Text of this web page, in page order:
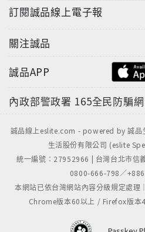
定與歡迎之後，這次將新書封
籤」。這個畫面每個讀者一定
家走在路上看到的租屋看板牆
有八張可以撕下來的電話紙
圖畫，如果讀者「捨得」將書
自轉星球婚友社社長／黃俊
第一眼看到這些作品時，除了
訂閱誠品線上電子報
關注誠品
誠品APP
內政部警政署 165全民防騙網
誠品線上eslite.com - powered by 誠品
生活股份有限公司 (eslite
統一編號：27952966 | 台灣台北市信
0800-666-798／
本網站已依台灣網站內容分級規定處
Chrome版本60以上 / Firefox版